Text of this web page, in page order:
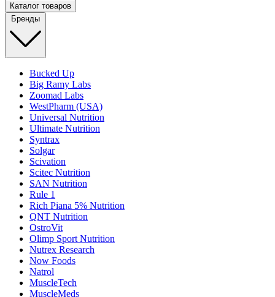
Каталог товаров
Бренды
Bucked Up
Big Ramy Labs
Zoomad Labs
WestPharm (USA)
Universal Nutrition
Ultimate Nutrition
Syntrax
Solgar
Scivation
Scitec Nutrition
SAN Nutrition
Rule 1
Rich Piana 5% Nutrition
QNT Nutrition
OstroVit
Olimp Sport Nutrition
Nutrex Research
Now Foods
Natrol
MuscleTech
MuscleMeds